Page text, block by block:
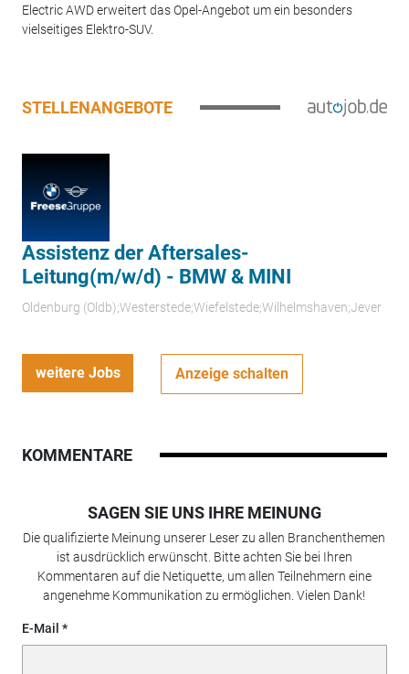
Electric AWD erweitert das Opel-Angebot um ein besonders
vielseitiges Elektro-SUV.
STELLENANGEBOTE
Assistenz der Aftersales-
Leitung(m/w/d) - BMW & MINI
Oldenburg (Oldb);Westerstede;Wiefelstede;Wilhelmshaven;Jever
weitere Jobs Anzeige schalten
KOMMENTARE
SAGEN SIE UNS IHRE MEINUNG
Die qualifizierte Meinung unserer Leser zu allen Branchenthemen
ist ausdrücklich erwünscht. Bitte achten Sie bei Ihren
Kommentaren auf die Netiquette, um allen Teilnehmern eine
angenehme Kommunikation zu ermöglichen. Vielen Dank!
E-Mail